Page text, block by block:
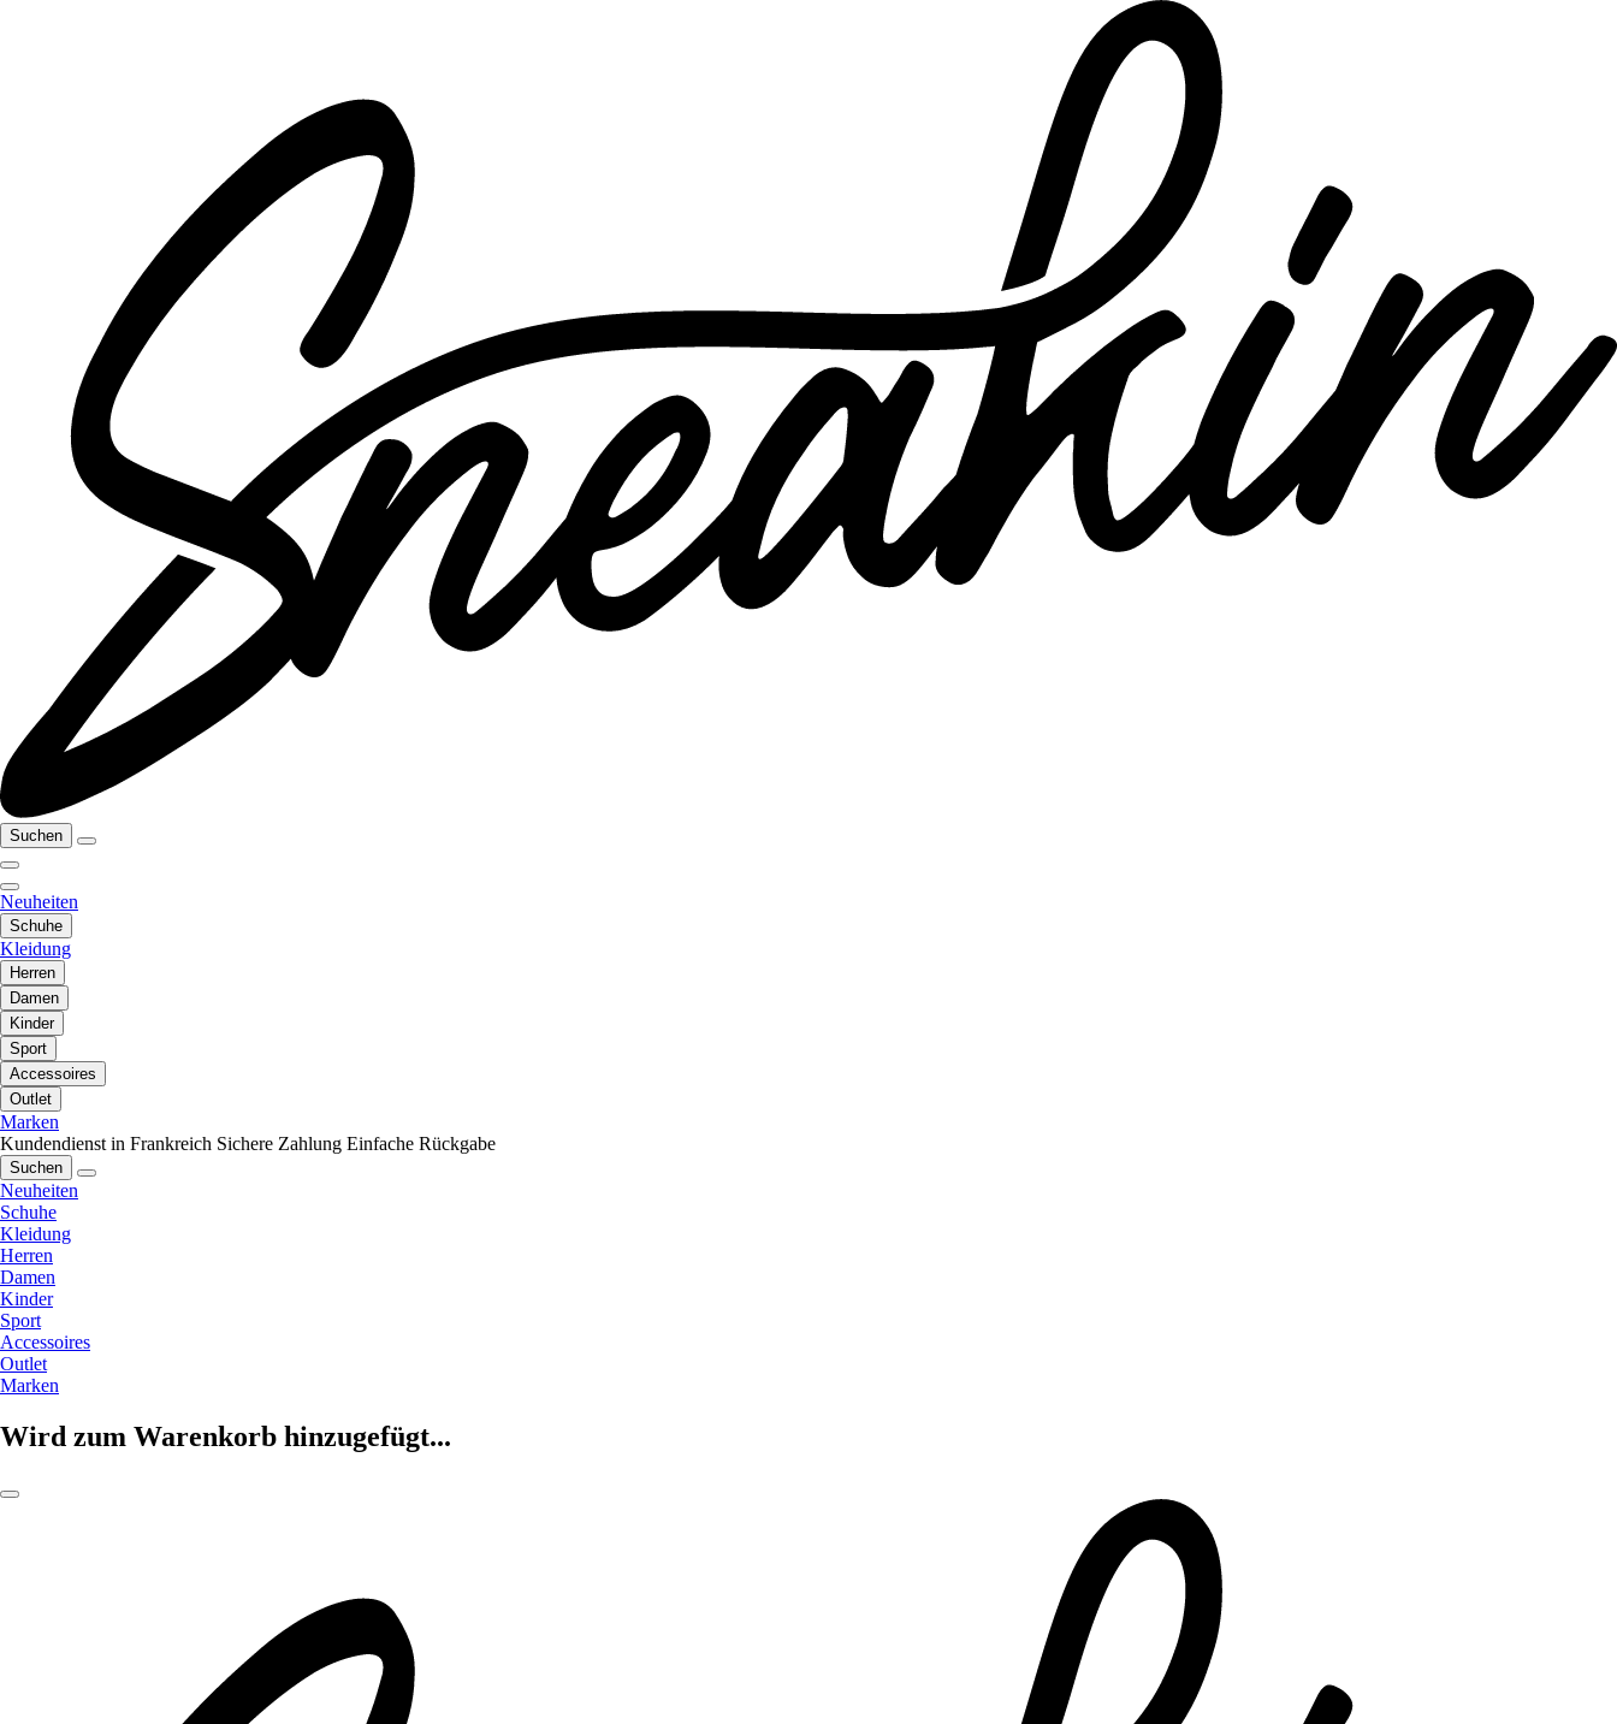
Suchen
Neuheiten
Schuhe
Kleidung
Herren
Damen
Kinder
Sport
Accessoires
Outlet
Marken
Kundendienst in Frankreich Sichere Zahlung Einfache Rückgabe
Suchen
Neuheiten
Schuhe
Kleidung
Herren
Damen
Kinder
Sport
Accessoires
Outlet
Marken
Wird zum Warenkorb hinzugefügt...